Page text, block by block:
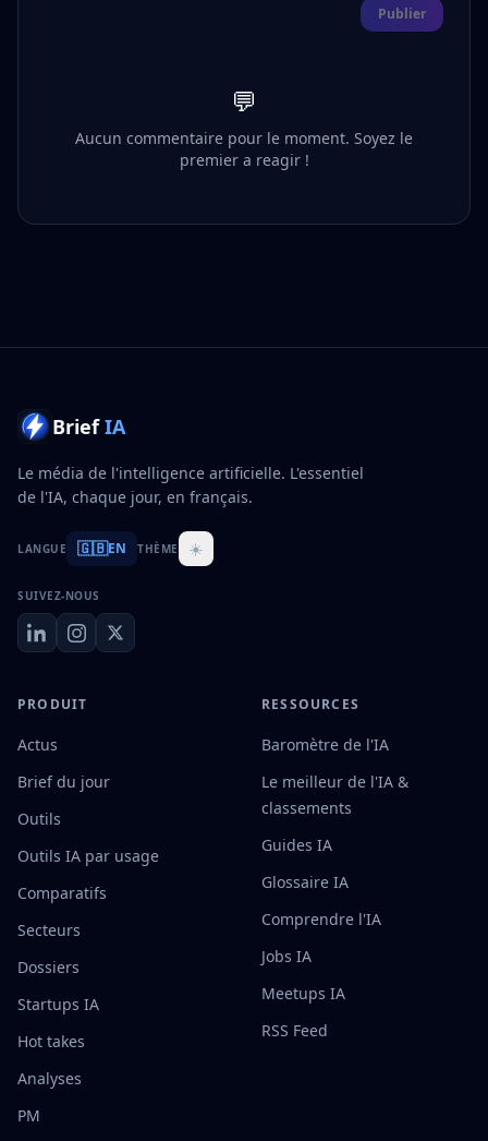
Publier
💬
Aucun commentaire pour le moment. Soyez le
premier a reagir !
Brief IA
Le média de l'intelligence artificielle. L'essentiel
de l'IA, chaque jour, en français.
LANGUE 🇬🇧EN THÈME ☀️
SUIVEZ-NOUS
PRODUIT
Actus
Brief du jour
Outils
Outils IA par usage
Comparatifs
Secteurs
Dossiers
Startups IA
Hot takes
Analyses
PM
RESSOURCES
Baromètre de l'IA
Le meilleur de l'IA &
classements
Guides IA
Glossaire IA
Comprendre l'IA
Jobs IA
Meetups IA
RSS Feed